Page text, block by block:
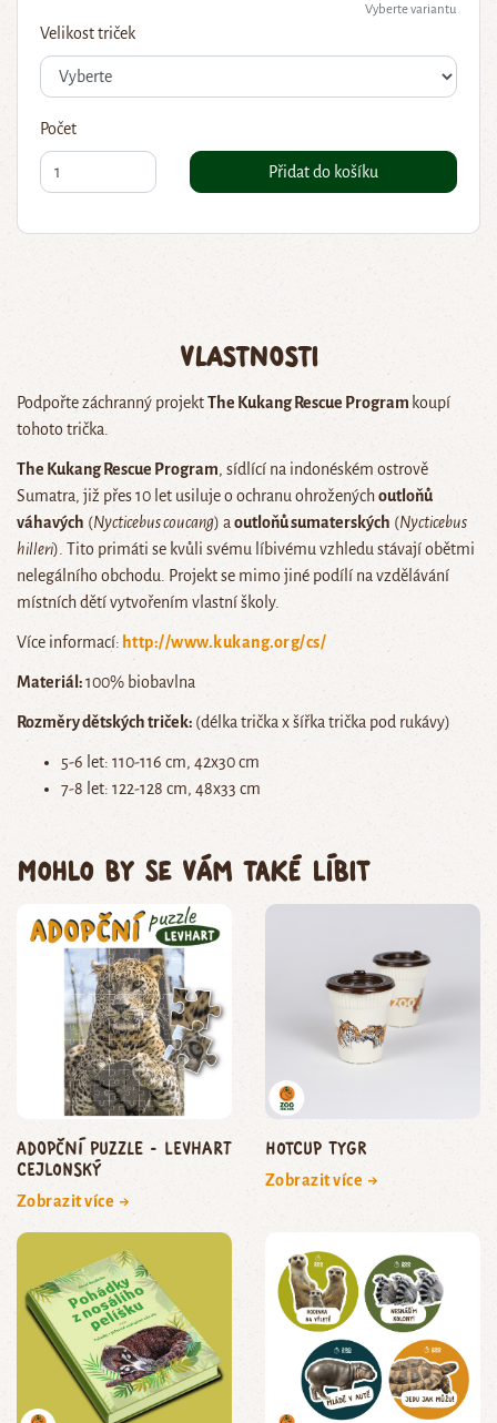
Vyberte variantu
Velikost triček
Počet
Přidat do košíku
Vlastnosti
Podpořte záchranný projektThe Kukang Rescue Program koupí
tohoto trička.
The Kukang Rescue Program, sídlící na indonéském ostrově
Sumatra, již přes 10 let usiluje o ochranu ohroženýchoutloňů
váhavých (Nycticebus coucang) a outloňů sumaterských (Nycticebus
hilleri). Tito primáti se kvůli svému líbivému vzhledu stávají obětmi
nelegálního obchodu. Projekt se mimo jiné podílí na vzdělávání
místních dětí vytvořením vlastní školy.
Více informací: http://www.kukang.org/cs/
Materiál:100% biobavlna
Rozměry dětských triček: (délka trička x šířka trička pod rukávy)
5-6 let: 110-116 cm, 42x30 cm
7-8 let: 122-128 cm, 48x33 cm
Mohlo by se vám také líbit
Adopční puzzle - levhart
cejlonský
Zobrazit více →
HOTCUP tygr
Zobrazit více →